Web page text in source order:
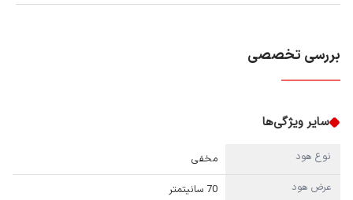
بررسی تخصصی
سایر ویژگی‌ها
نوع هود
مخفی
عرض هود
70 سانیتمتر